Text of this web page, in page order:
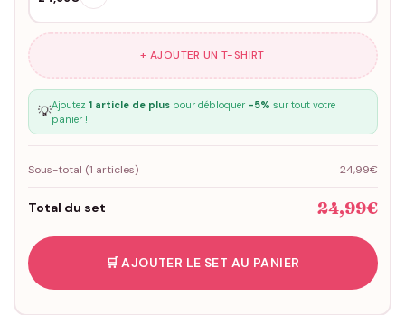
+ AJOUTER UN T-SHIRT
💡Ajoutez 1 article de pluspour débloquer -5% sur tout votre
panier !
Sous-total (1 articles) 24,99€
Total du set 24,99€
🛒 AJOUTER LE SET AU PANIER